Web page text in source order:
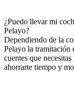
¿Puedo llevar mi
Pelayo?
Dependiendo de la
Pelayo la tramitación
cuentes que
ahorrarte tiempo y